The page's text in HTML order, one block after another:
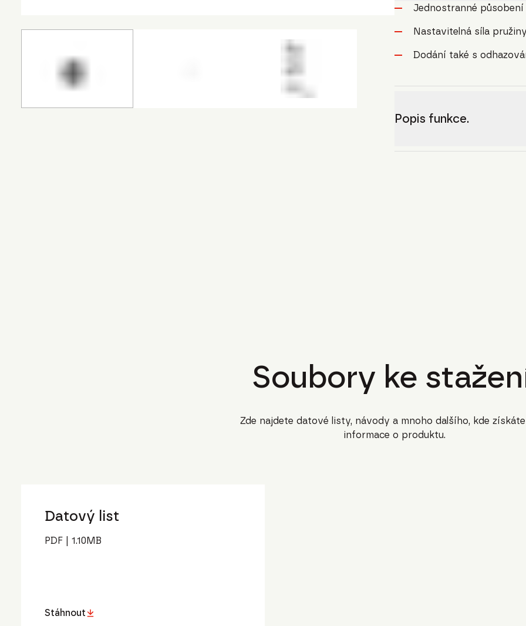
Jednostranné působení
Nastavitelná síla
Dodání také s
Popis funkce.
Soubory ke
Zde najdete datové listy, návody a mnoho dalšího, kde
informace o produktu.
Datový list
PDF 1.10MB
Stáhnout